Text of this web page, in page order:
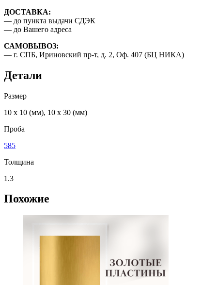
ДОСТАВКА:
— до пункта выдачи СДЭК
— до Вашего адреса
САМОВЫВОЗ:
— г. СПБ, Ириновский пр-т, д. 2, Оф. 407 (БЦ НИКА)
Детали
Размер
10 х 10 (мм), 10 х 30 (мм)
Проба
585
Толщина
1.3
Похожие